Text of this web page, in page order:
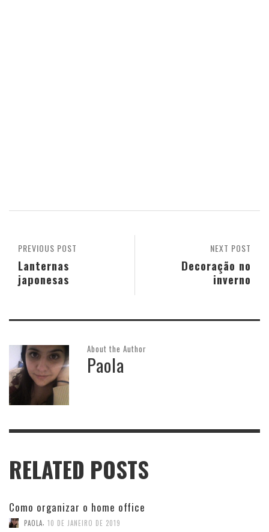
NEXT POST
Decoração no
inverno
PREVIOUS POST
Lanternas
japonesas
About the Author
Paola
RELATED POSTS
Como organizar o home office
PAOLA 10 DE JANEIRO DE 2019